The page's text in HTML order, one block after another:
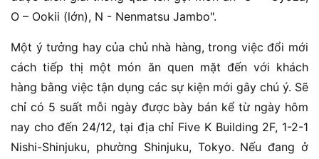
O – Ookii (lớn), N - Nenmatsu Jambo".
Một ý tưởng hay của chủ nhà hàng, trong việc đổi mới
cách tiếp thị một món ăn quen mặt đến với khách
hàng bằng việc tận dụng các sự kiện mới gây chú ý. Sẽ
chỉ có 5 suất mỗi ngày được bày bán kể từ ngày hôm
nay cho đến 24/12, tại địa chỉ Five K Building 2F, 1-2-1
Nishi-Shinjuku, phường Shinjuku, Tokyo. Nếu đang ở